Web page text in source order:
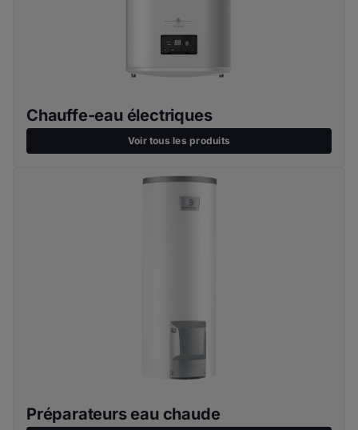
Chauffe-eau électriques
Voir tous les produits
Préparateurs eau chaude